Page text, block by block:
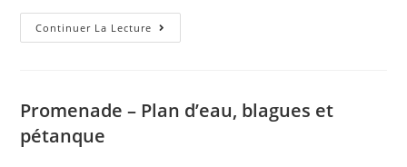
Continuer La Lecture
Promenade – Plan d’eau, blagues et
pétanque